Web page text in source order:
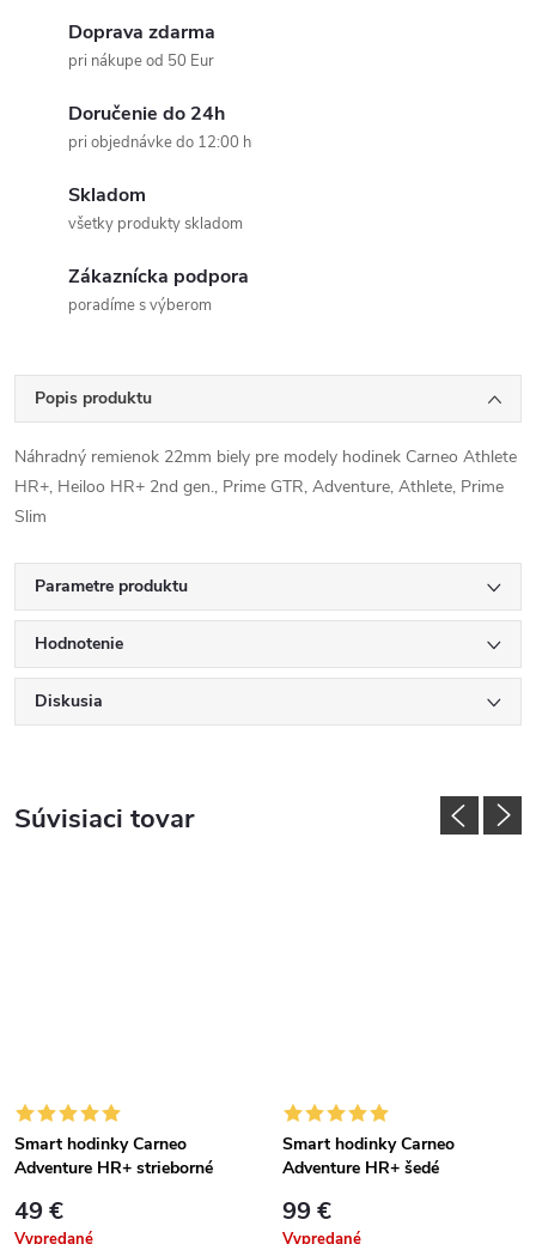
Doprava zdarma
pri nákupe od 50 Eur
Doručenie do 24h
pri objednávke do 12:00 h
Skladom
všetky produkty skladom
Zákaznícka podpora
poradíme s výberom
Popis produktu
Náhradný remienok 22mm biely pre modely hodinek Carneo Athlete
HR+, Heiloo HR+ 2nd gen., Prime GTR, Adventure, Athlete, Prime
Slim
Parametre produktu
Hodnotenie
Diskusia
Súvisiaci tovar
Smart hodinky Carneo
Adventure HR+ strieborné
49 €
Vypredané
Smart hodinky Carneo
Adventure HR+ šedé
99 €
Vypredané